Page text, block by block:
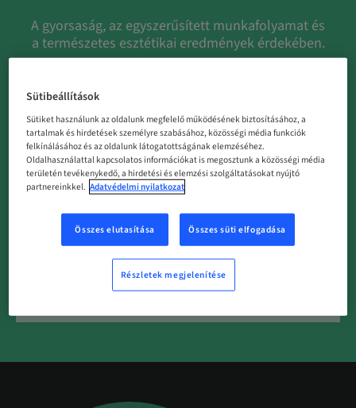
A gyorsaság, az egyszerűsített munkafolyamat és
a természetes esztétikai eredmények érdekében.
Sütibeállítások
Sütiket használunk az oldalunk megfelelő működésének biztosításához, a
tartalmak és hirdetések személyre szabásához, közösségi média funkciók
felkínálásához és az oldalunk látogatottságának elemzéséhez.
Oldalhasználattal kapcsolatos információkat is megosztunk a közösségi média
területén tevékenykedő, a hirdetési és elemzési szolgáltatásokat nyújtó
partnereinkkel. Adatvédelmi nyilatkozat
Összes elutasítása Összes süti elfogadása
Részletek megjelenítése